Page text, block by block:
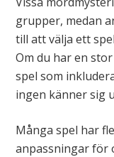
grupper, medan
till att välja ett
Om du har en
spel som
ingen känner sig
Många spel har
anpassningar för